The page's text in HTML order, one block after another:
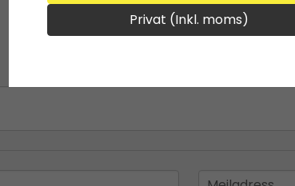
email
Privat (Inkl. moms)